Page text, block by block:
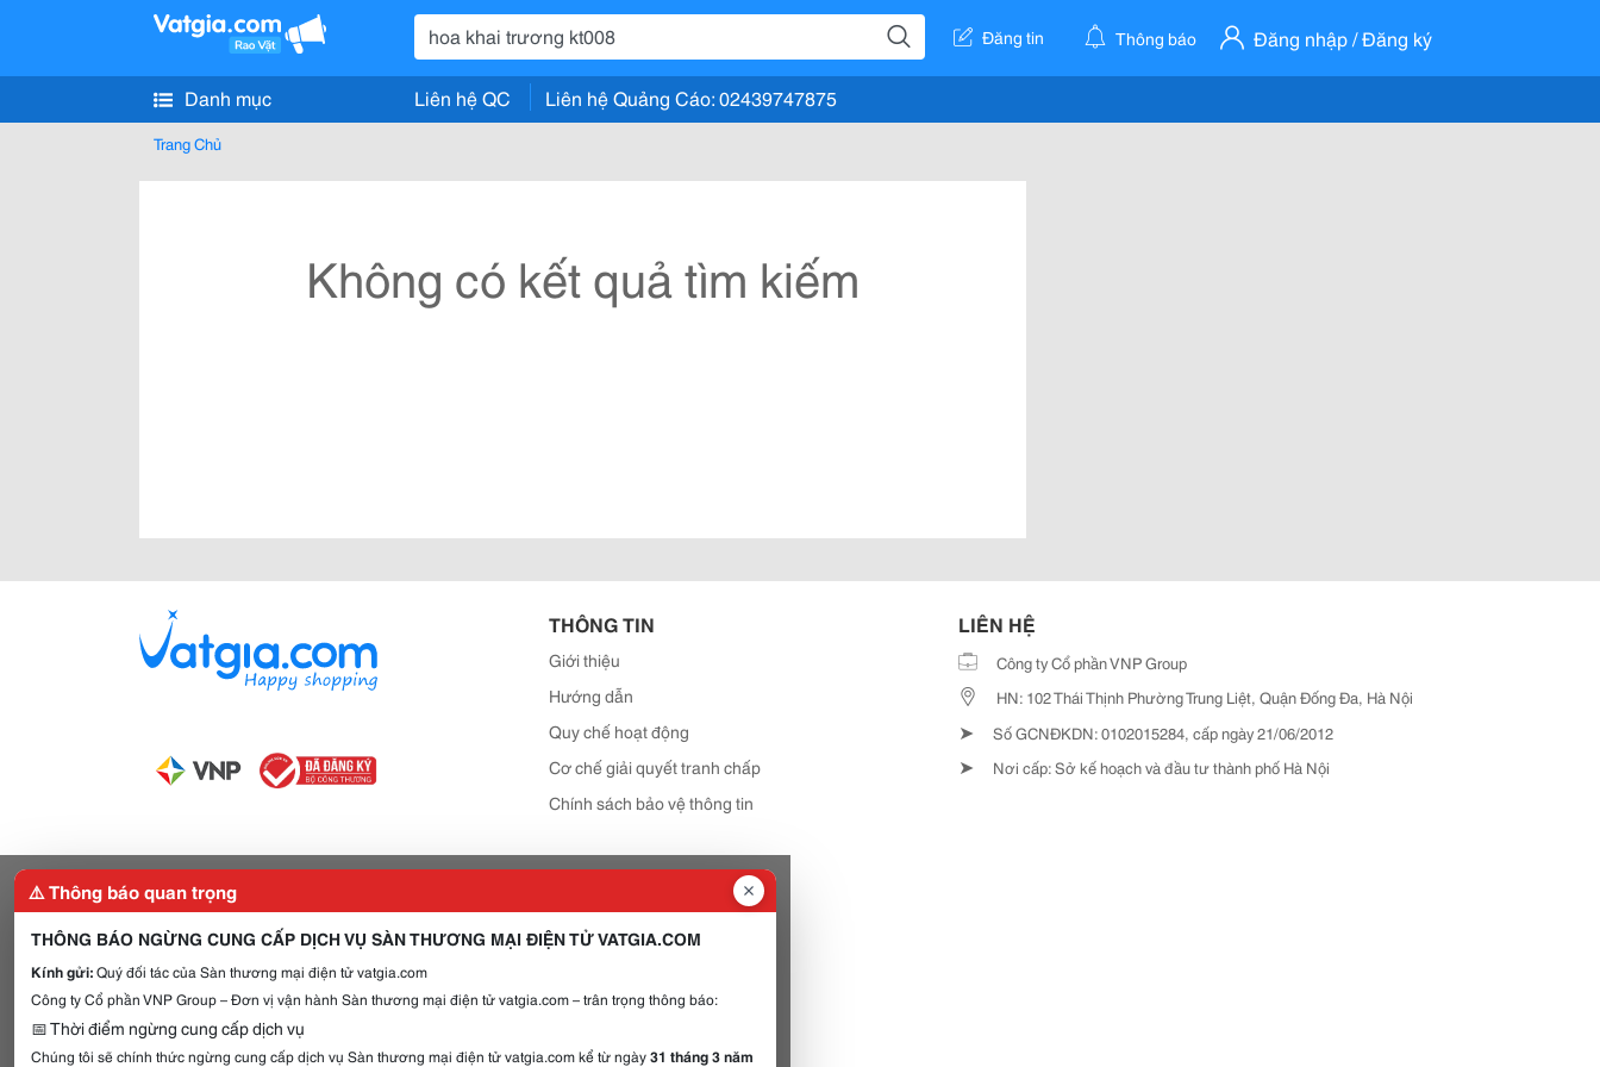
Đăng tin Thông báo Đăng nhập / Đăng ký
Danh mục Liên hệ QC Liên hệ Quảng Cáo: 02439747875
Trang Chủ
Không có kết quả tìm kiếm
THÔNG TIN
Giới thiệu
Hướng dẫn
Quy chế hoạt động
Cơ chế giải quyết tranh chấp
Chính sách bảo vệ thông tin
LIÊN HỆ
Công ty Cổ phần VNP Group
HN: 102 Thái Thịnh Phường Trung Liệt, Quận Đống Đa, Hà Nội
➤ Số GCNĐKDN: 0102015284, cấp ngày 21/06/2012
➤ Nơi cấp: Sở kế hoạch và đầu tư thành phố Hà Nội
⚠️ Thông báo quan trọng
THÔNG BÁO NGỪNG CUNG CẤP DỊCH VỤ SÀN THƯƠNG MẠI ĐIỆN TỬ VATGIA.COM
Kính gửi:Quý đối tác của Sàn thương mại điện tử vatgia.com
Công ty Cổ phần VNP Group – Đơn vị vận hành Sàn thương mại điện tử vatgia.com – trân trọng thông báo:
📅 Thời điểm ngừng cung cấp dịch vụ
Chúng tôi sẽ chính thức ngừng cung cấp dịch vụ Sàn thương mại điện tử vatgia.com kể từ ngày31 tháng 3 năm